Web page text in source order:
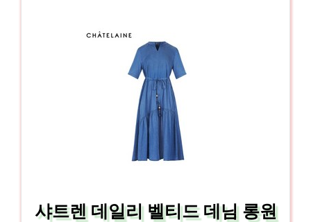
샤트렌 데일리 벨티드 데님 롱원